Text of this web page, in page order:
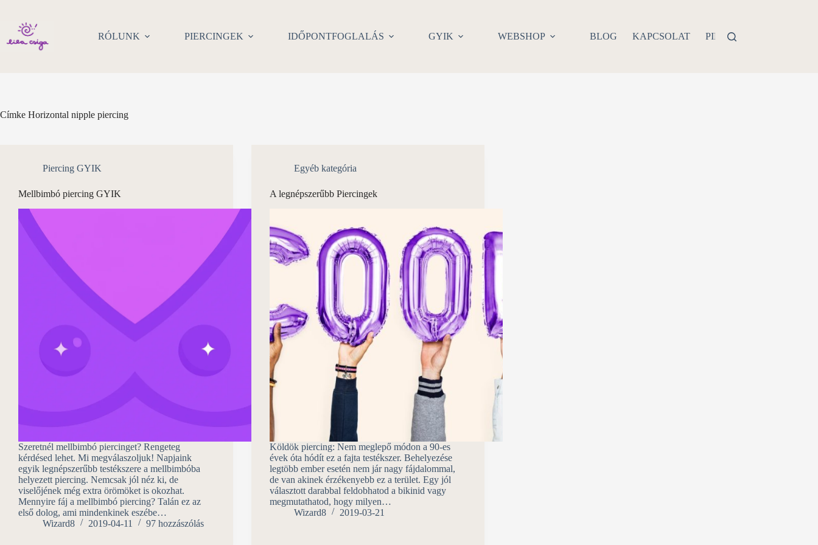
content
RÓLUNK
PIERCINGEK IDŐPONTFOGLALÁS GYIK WEBSHOP BLOG KAPCSOLAT PIERCING PROBLÉMA
Címke Horizontal nipple piercing
Piercing GYIK
Mellbimbó piercing GYIK
Szeretnél mellbimbó piercinget? Rengeteg
kérdésed lehet. Mi megválaszoljuk! Napjaink
egyik legnépszerűbb testékszere a mellbimbóba
helyezett piercing. Nemcsak jól néz ki, de
viselőjének még extra örömöket is okozhat.
Mennyire fáj a mellbimbó piercing? Talán ez az
első dolog, ami mindenkinek eszébe…
Wizard8
2019-04-11 97 hozzászólás
Egyéb kategória
A legnépszerűbb Piercingek
Köldök piercing: Nem meglepő módon a 90-es
évek óta hódít ez a fajta testékszer. Behelyezése
legtöbb ember esetén nem jár nagy fájdalommal,
de van akinek érzékenyebb ez a terület. Egy jól
választott darabbal feldobhatod a bikinid vagy
megmutathatod, hogy milyen…
Wizard8
2019-03-21